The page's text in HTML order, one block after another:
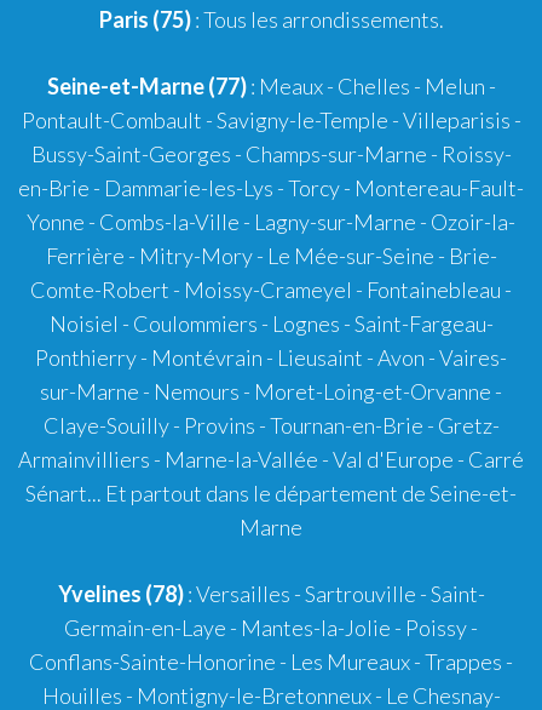
Paris (75): Tous les arrondissements.
Seine-et-Marne (77): Meaux - Chelles - Melun -
Pontault-Combault - Savigny-le-Temple - Villeparisis -
Bussy-Saint-Georges - Champs-sur-Marne - Roissy-
en-Brie - Dammarie-les-Lys - Torcy - Montereau-Fault-
Yonne - Combs-la-Ville - Lagny-sur-Marne - Ozoir-la-
Ferrière - Mitry-Mory - Le Mée-sur-Seine - Brie-
Comte-Robert - Moissy-Crameyel - Fontainebleau -
Noisiel - Coulommiers - Lognes - Saint-Fargeau-
Ponthierry - Montévrain - Lieusaint - Avon - Vaires-
sur-Marne - Nemours - Moret-Loing-et-Orvanne -
Claye-Souilly - Provins - Tournan-en-Brie - Gretz-
Armainvilliers - Marne-la-Vallée - Val d'Europe - Carré
Sénart... Et partout dans le département de Seine-et-
Marne
Yvelines (78): Versailles - Sartrouville - Saint-
Germain-en-Laye - Mantes-la-Jolie - Poissy -
Conflans-Sainte-Honorine - Les Mureaux - Trappes -
Houilles - Montigny-le-Bretonneux - Le Chesnay-